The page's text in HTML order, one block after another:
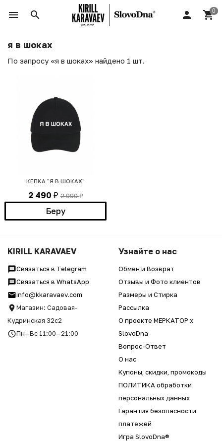
я в шоках
По запросу «я в шоках» найдено 1 шт.
КЕПКА "Я В ШОКАХ"
2 490 ₽ 2 990₽
Беру
KIRILL KARAVAEV
Связаться в Telegram
Связаться в WhatsApp
info@kkaravaev.com
Магазин: Садовая-
Кудринская 32с2
Пн—Вс 11:00—21:00
Узнайте о нас
Обмен и Возврат
Отзывы и Фото клиентов
Размеры и Стирка
Рассылка
О проекте МЕРКАТОР x
SlovoDna
Вопрос-Ответ
О нас
Купоны, скидки, промокоды
ПОЛИТИКА обработки
персональных данных
Гарантия безопасности
платежей
Игра SlovoDna®